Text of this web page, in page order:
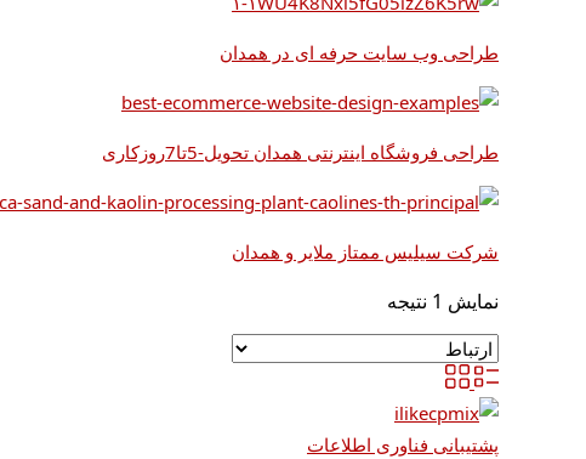
طراحی وب سایت حرفه ای در همدان
طراحی فروشگاه اینترنتی همدان تحویل-5تا7روزکاری
شرکت سیلیس ممتاز ملایر و همدان
نمایش 1 نتیجه
پشتیبانی فناوری اطلاعات